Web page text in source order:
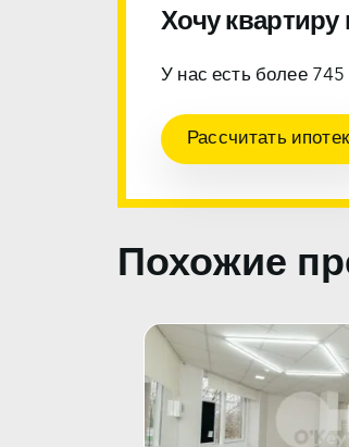
Хочу квартиру
У нас есть более
Рассчитать
Похожие